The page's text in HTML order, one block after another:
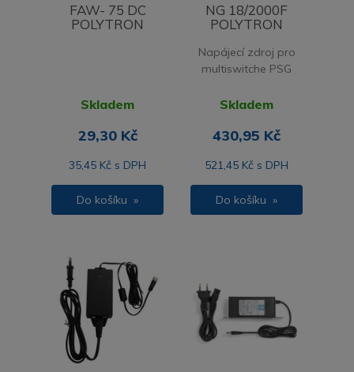
FAW- 75 DC
POLYTRON
Skladem
29,30 Kč
35,45 Kč s DPH
Do košíku »
NG 18/2000F
POLYTRON
Napájecí zdroj pro
multiswitche PSG
Skladem
430,95 Kč
521,45 Kč s DPH
Do košíku »